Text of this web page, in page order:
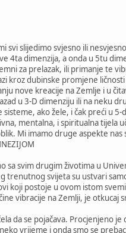
svi slijedimo svjesno ili
4ta dimenzija, a onda u 5tu
za prelazak, ili primanje te
kroz dubinske promjene
nove kreacije na Zemlje i u
u 3-D dimenziju ili na neku
ako žele, i čak preći u
mentalna, i spiritualna tijela
Mi imamo druge aspekte
sa svim drugim životima u
trenutnog svijeta su ustvari
koji postoje u ovom istom
vibracije na Zemlji, je otkucaj
da se pojačava. Procjenjeno
vrijeme i onda smo se